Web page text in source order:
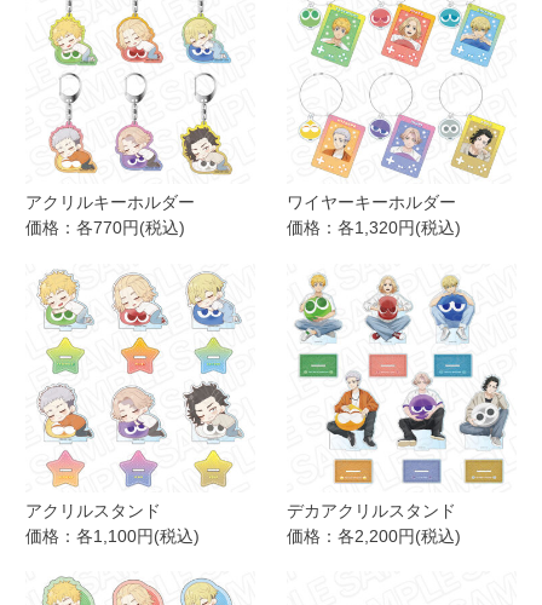
アクリルキーホルダー
価格：各770円(税込)
ワイヤーキーホルダー
価格：各1,320円(税込)
アクリルスタンド
価格：各1,100円(税込)
デカアクリルスタンド
価格：各2,200円(税込)